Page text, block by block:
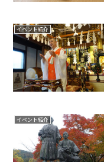
イベント紹介
イベント紹介